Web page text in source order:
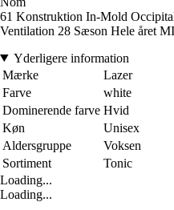
61 Konstruktion In-Mold
Ventilation 28 Sæson Hele året
Yderligere information
Mærke
Lazer
Farve
white
Dominerende farve Hvid
Køn
Unisex
Aldersgruppe
Voksen
Sortiment
Tonic
Loading...
Loading...